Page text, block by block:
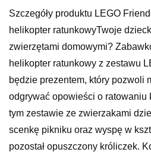
Szczegóły produktu LEGO
helikopter ratunkowyTwoje
zwierzętami domowymi?
helikopter ratunkowy z zestawu
będzie prezentem, który pozwoli
odgrywać opowieści o ratowaniu
tym zestawie ze zwierzakami
scenkę pikniku oraz wyspę w
pozostał opuszczony króliczek.